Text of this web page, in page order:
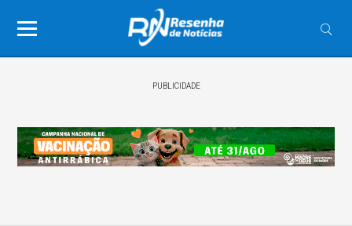
PUBLICIDADE